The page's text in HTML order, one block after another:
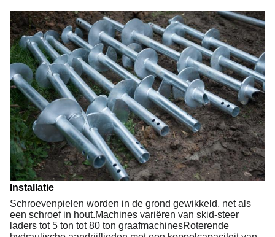
Installatie
Schroevenpielen worden in de grond gewikkeld, net als
een schroef in hout.Machines variëren van skid-steer
laders tot 5 ton tot 80 ton graafmachinesRoterende